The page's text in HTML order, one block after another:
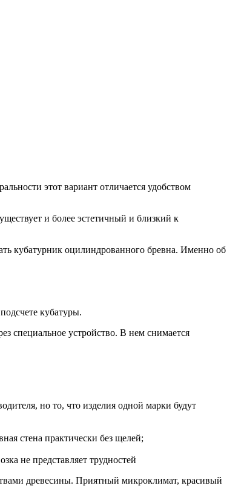
этот вариант отличается удобством
и более эстетичный и близкий к
кубатурник оцилиндрованного бревна. Именно об
кубатуры.
специальное устройство. В нем снимается
но то, что изделия одной марки будут
стена практически без щелей;
не представляет трудностей
древесины. Приятный микроклимат, красивый